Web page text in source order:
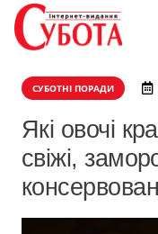
СУБОТНІ ПОРАДИ
Які овочі
свіжі,